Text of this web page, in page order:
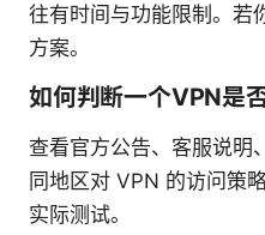
往有时间与功能限制。若
方案。
如何判断一个VPN是
查看官方公告、客服说明
同地区对 VPN 的访问策
实际测试。